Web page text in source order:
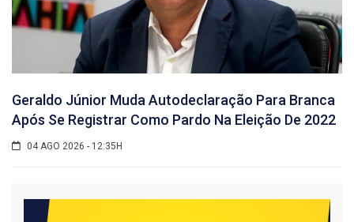
Geraldo Júnior Muda Autodeclaração Para Branca
Após Se Registrar Como Pardo Na Eleição De 2022
04 AGO 2026 - 12:35H